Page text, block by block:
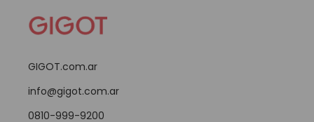
GIGOT.com.ar
info@gigot.com.ar
0810-999-9200